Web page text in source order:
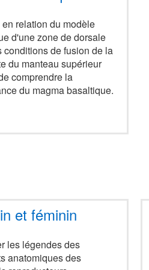
relation du modèle
d'une zone de dorsale
conditions de fusion de la
du manteau supérieur
comprendre la
du magma basaltique.
et féminin
les légendes des
anatomiques des